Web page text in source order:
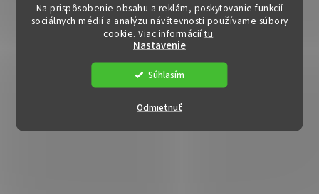
Na prispôsobenie obsahu a reklám, poskytovanie funkcií
sociálnych médií a analýzu návštevnosti používame súbory
cookie. Viac informáciítu.
Nastavenie
Odmietnuť
Súhlasím
DO KOŠÍKA DO KOŠÍKA